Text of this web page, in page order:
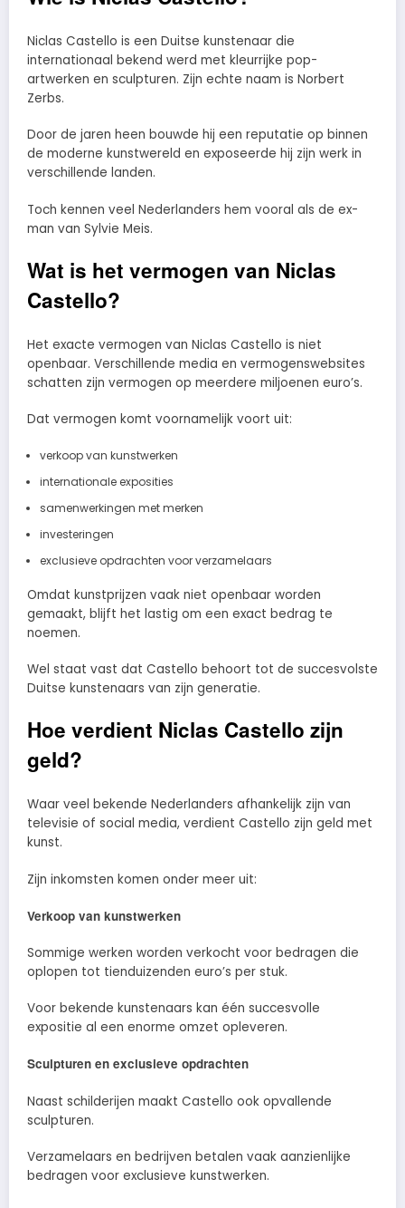
Niclas Castello is een Duitse kunstenaar die
internationaal bekend werd met kleurrijke pop-
artwerken en sculpturen. Zijn echte naam is Norbert
Zerbs.
Door de jaren heen bouwde hij een reputatie op binnen
de moderne kunstwereld en exposeerde hij zijn werk in
verschillende landen.
Toch kennen veel Nederlanders hem vooral als de ex-
man van Sylvie Meis.
Wat is het vermogen van Niclas
Castello?
Het exacte vermogen van Niclas Castello is niet
openbaar. Verschillende media en vermogenswebsites
schatten zijn vermogen op meerdere miljoenen euro’s.
Dat vermogen komt voornamelijk voort uit:
verkoop van kunstwerken
internationale exposities
samenwerkingen met merken
investeringen
exclusieve opdrachten voor verzamelaars
Omdat kunstprijzen vaak niet openbaar worden
gemaakt, blijft het lastig om een exact bedrag te
noemen.
Wel staat vast dat Castello behoort tot de succesvolste
Duitse kunstenaars van zijn generatie.
Hoe verdient Niclas Castello zijn
geld?
Waar veel bekende Nederlanders afhankelijk zijn van
televisie of social media, verdient Castello zijn geld met
kunst.
Zijn inkomsten komen onder meer uit:
Verkoop van kunstwerken
Sommige werken worden verkocht voor bedragen die
oplopen tot tienduizenden euro’s per stuk.
Voor bekende kunstenaars kan één succesvolle
expositie al een enorme omzet opleveren.
Sculpturen en exclusieve opdrachten
Naast schilderijen maakt Castello ook opvallende
sculpturen.
Verzamelaars en bedrijven betalen vaak aanzienlijke
bedragen voor exclusieve kunstwerken.